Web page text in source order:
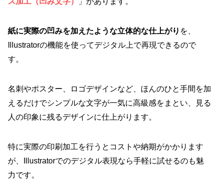
紙に実際の凹みを加えたような立体的な仕上がり を、
Illustratorの機能を使ってデジタル上で再現できるので
す。
名刺やポスター、ロゴデザインなど、ほんのひと手間を加
えるだけでシンプルな文字が一気に高級感をまとい、見る
人の印象に残るデザインに仕上がります。
特に実際の印刷加工を行うとコストや納期がかかります
が、Illustratorでのデジタル表現なら手軽に試せるのも魅
力です。